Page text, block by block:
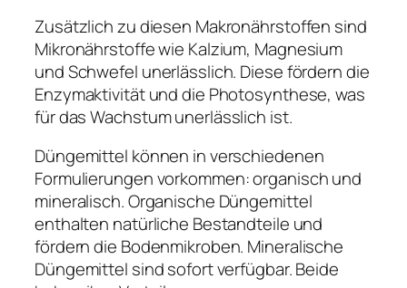
Zusätzlich zu diesen Makronährstoffen sind
Mikronährstoffe wie Kalzium, Magnesium
und Schwefel unerlässlich. Diese fördern die
Enzymaktivität und die Photosynthese, was
für das Wachstum unerlässlich ist.
Düngemittel können in verschiedenen
Formulierungen vorkommen: organisch und
mineralisch. Organische Düngemittel
enthalten natürliche Bestandteile und
fördern die Bodenmikroben. Mineralische
Düngemittel sind sofort verfügbar. Beide